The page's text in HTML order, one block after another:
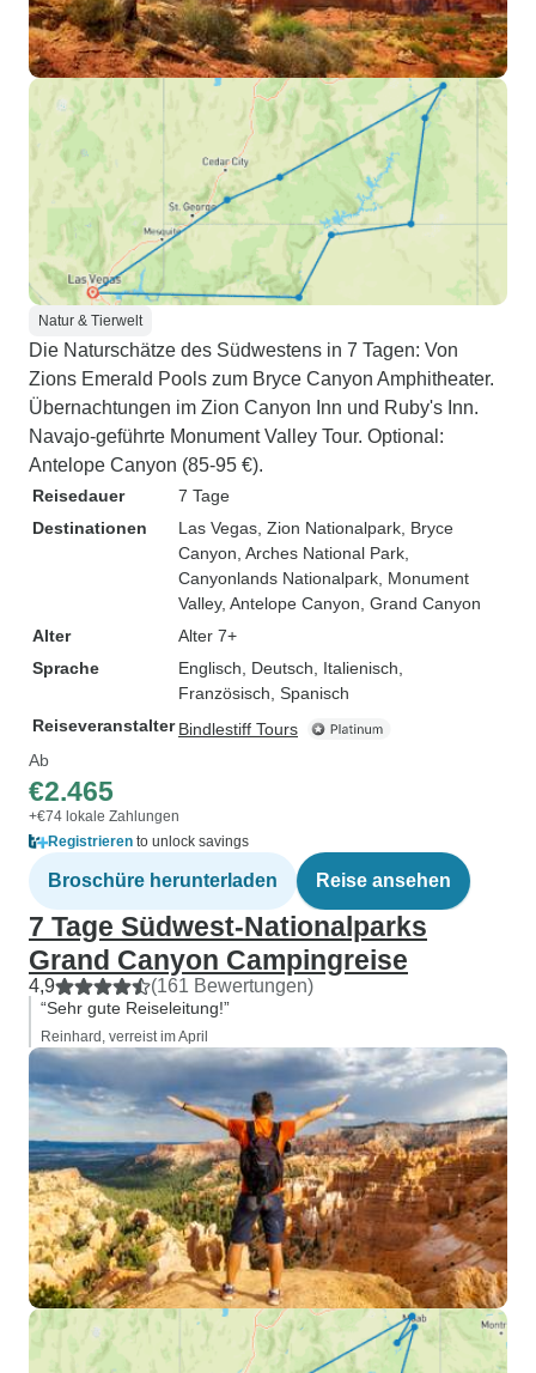
Natur & Tierwelt
Die Naturschätze des Südwestens in 7 Tagen: Von
Zions Emerald Pools zum Bryce Canyon Amphitheater.
Übernachtungen im Zion Canyon Inn und Ruby's Inn.
Navajo-geführte Monument Valley Tour. Optional:
Antelope Canyon (85-95 €).
Reisedauer
7 Tage
Destinationen
Las Vegas , Zion Nationalpark , Bryce
Canyon , Arches National Park
Canyonlands Nationalpark , Monument
Valley, Antelope Canyon , Grand Canyon
Alter
Alter 7+
Sprache
Englisch, Deutsch, Italienisch,
Französisch, Spanisch
Reiseveranstalter Bindlestiff Tours
Ab
€2.465
+€74 lokale Zahlungen
Registrieren to unlock savings
Broschüre herunterladen Reise ansehen
7 Tage Südwest-Nationalparks
Grand Canyon Campingreise
4,9 (161 Bewertungen)
“Sehr gute Reiseleitung!”
Reinhard, verreist im April